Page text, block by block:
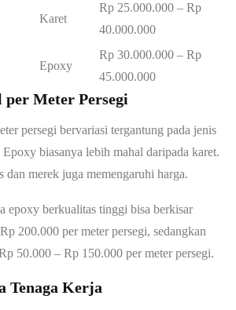
Karet
Rp 25.000.000 – Rp
40.000.000
Epoxy
Rp 30.000.000 – Rp
45.000.000
Meter Persegi
persegi bervariasi tergantung pada jenis
biasanya lebih mahal daripada karet.
dan merek juga memengaruhi harga.
epoxy berkualitas tinggi bisa berkisar
200.000 per meter persegi, sedangkan
50.000 – Rp 150.000 per meter persegi.
Tenaga Kerja